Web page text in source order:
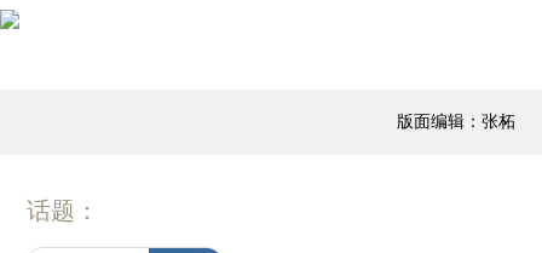
版面编辑：张柘
话题：